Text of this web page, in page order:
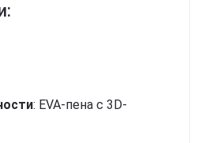
: EVA-пена с 3D-